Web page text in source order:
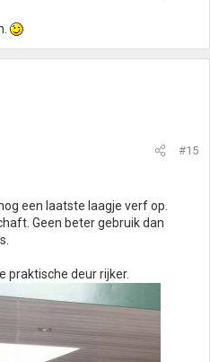
#15
een laatste laagje verf op.
Geen beter gebruik dan
praktische deur rijker.